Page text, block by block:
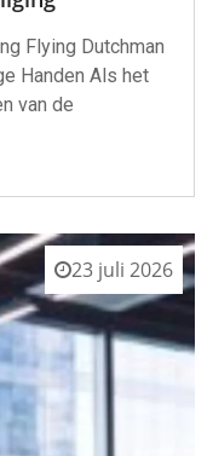
Flying Dutchman
Handen Als het
van de
23 juli 2026